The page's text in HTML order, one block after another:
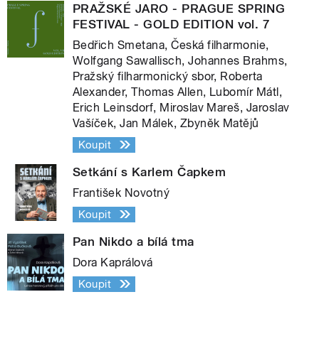
PRAŽSKÉ JARO - PRAGUE SPRING
FESTIVAL - GOLD EDITION vol. 7
Bedřich Smetana, Česká filharmonie,
Wolfgang Sawallisch, Johannes Brahms,
Pražský filharmonický sbor, Roberta
Alexander, Thomas Allen, Lubomír Mátl,
Erich Leinsdorf, Miroslav Mareš, Jaroslav
Vašíček, Jan Málek, Zbyněk Matějů
Koupit
Setkání s Karlem Čapkem
František Novotný
Koupit
Pan Nikdo a bílá tma
Dora Kaprálová
Koupit